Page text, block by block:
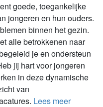
goede, toegankelijke
jongeren en hun ouders.
binnen het gezin.
alle betrokkenen naar
je en ondersteun
jij hart voor jongeren
in deze dynamische
van
Lees meer